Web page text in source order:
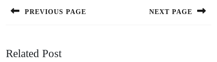
bài
PREVIOUS PAGE NEXT PAGE
Related Post